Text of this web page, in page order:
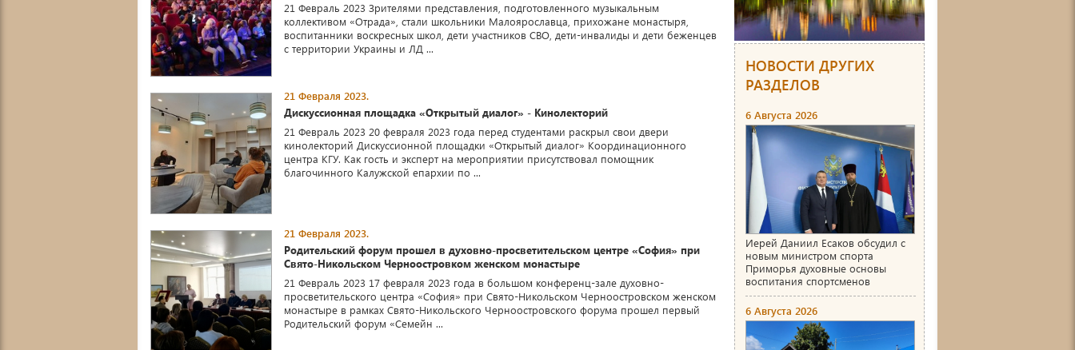
21 Февраль 2023 Зрителями представления, подготовленного музыкальным
коллективом «Отрада», стали школьники Малоярославца, прихожане монастыря,
воспитанники воскресных школ, дети участников СВО, дети-инвалиды и дети беженцев
с территории Украины и ЛД ...
21 Февраля 2023.
Дискуссионная площадка «Открытый диалог» - Кинолекторий
21 Февраль 2023 20 февраля 2023 года перед студентами раскрыл свои двери
кинолекторий Дискуссионной площадки «Открытый диалог» Координационного
центра КГУ. Как гость и эксперт на мероприятии присутствовал помощник
благочинного Калужской епархии по ...
21 Февраля 2023.
Родительский форум прошел в духовно-просветительском центре «София» при
Свято-Никольском Черноостровком женском монастыре
21 Февраль 2023 17 февраля 2023 года в большом конференц-зале духовно-
просветительского центра «София» при Свято-Никольском Черноостровском женском
монастыре в рамках Свято-Никольского Черноостровского форума прошел первый
Родительский форум «Семейн ...
НОВОСТИ ДРУГИХ
РАЗДЕЛОВ
6 Августа 2026
Иерей Даниил Есаков обсудил с
новым министром спорта
Приморья духовные основы
воспитания спортсменов
6 Августа 2026